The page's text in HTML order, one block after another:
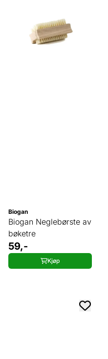
Biogan
Biogan Neglebørste av
bøketre
59,-
Kjøp